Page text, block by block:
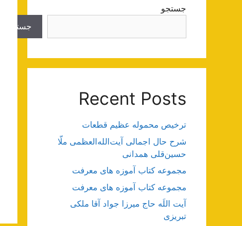
جستجو
جستجو
Recent Posts
ترخیص محموله عظیم قطعات
شرح حال اجمالی آیت‌الله‌العظمی ملّا
حسین‌قلی همدانی
مجموعه کتاب آموزه های معرفت
مجموعه کتاب آموزه های معرفت
آیت اللَه حاج میرزا جواد آقا ملکی
تبریزی